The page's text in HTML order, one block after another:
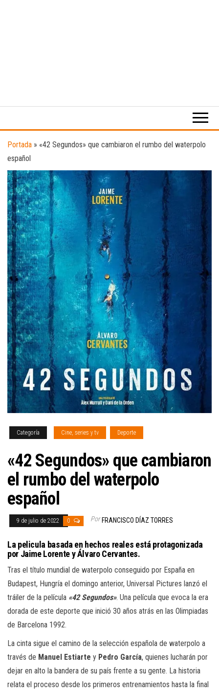
digital
el
música.
Portada » «42 Segundos» que cambiaron el rumbo del waterpolo
español
Categoría Cine, series y tv Deporte
«42 Segundos» que cambiaron
el rumbo del waterpolo
español
9 de julio de 2022 0 Por FRANCISCO DÍAZ TORRES
La pelicula basada en hechos reales está protagonizada
por Jaime Lorente y Álvaro Cervantes.
Tras el título mundial de waterpolo conseguido por España en
Budapest, Hungría el domingo anterior, Universal Pictures lanzó el
tráiler de la película «42 Segundos». Una película que evoca la era
dorada de este deporte que inició 30 años atrás en las Olimpiadas
de Barcelona 1992.
La cinta sigue el camino de la selección española de waterpolo a
través de Manuel Estiarte y Pedro García, quienes lucharán por
dejar en alto la bandera de su país frente a su gente. La historia
relata el proceso desde los primeros entrenamientos hasta la final